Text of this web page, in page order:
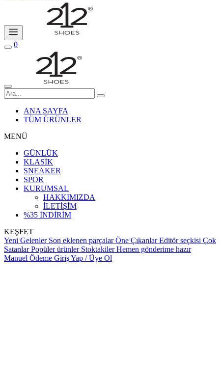
0
ANA SAYFA
TÜM ÜRÜNLER
MENÜ
GÜNLÜK
KLASİK
SNEAKER
SPOR
KURUMSAL
HAKKIMIZDA
İLETİŞİM
%35 İNDİRİM
KEŞFET
Yeni Gelenler Son eklenen parçalar Öne Çıkanlar Editör seçkisi Çok
Satanlar Popüler ürünler Stoktakiler Hemen gönderime hazır
Manuel Ödeme Giriş Yap / Üye Ol